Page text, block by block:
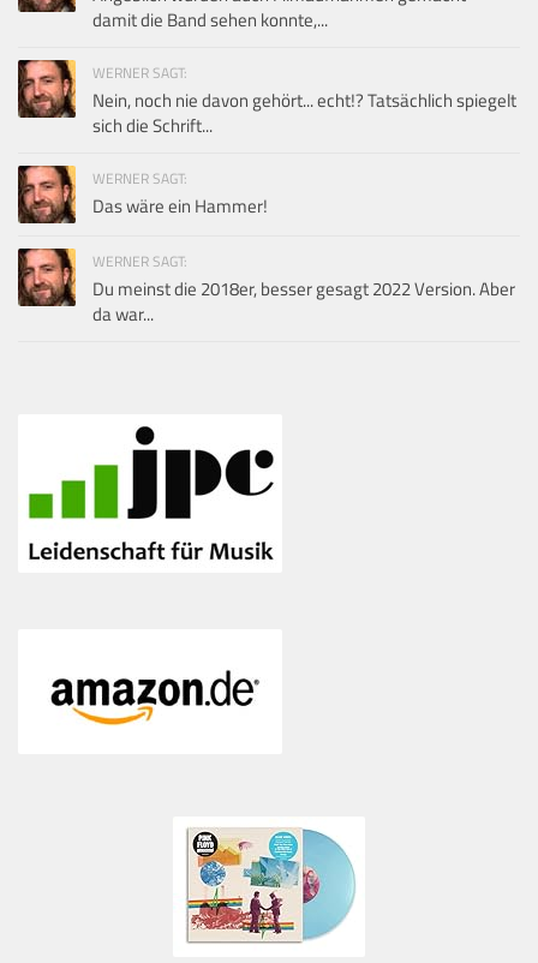
damit die Band sehen konnte,...
WERNER SAGT:
Nein, noch nie davon gehört... echt!? Tatsächlich spiegelt
sich die Schrift...
WERNER SAGT:
Das wäre ein Hammer!
WERNER SAGT:
Du meinst die 2018er, besser gesagt 2022 Version. Aber
da war...